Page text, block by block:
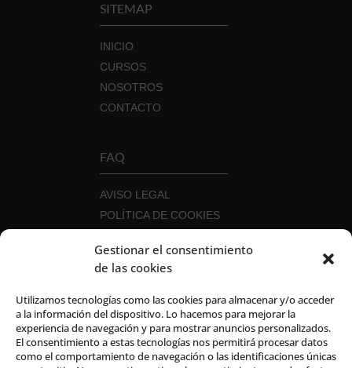
Gestionar el consentimiento
de las cookies
Utilizamos tecnologías como las cookies para almacenar y/o acceder
a la información del dispositivo. Lo hacemos para mejorar la
experiencia de navegación y para mostrar anuncios personalizados.
El consentimiento a estas tecnologías nos permitirá procesar datos
como el comportamiento de navegación o las identificaciones únicas
SITEMAP
INICIO
CURSOS
NOSOTROS
CONTACTO
FAQ
AVISO LEGAL
POLÍTICA DE COOKIES
POLÍTICA DE SEGURIDAD DE LA
INFORMACIÓN
CANAL DEL INFORMANTE